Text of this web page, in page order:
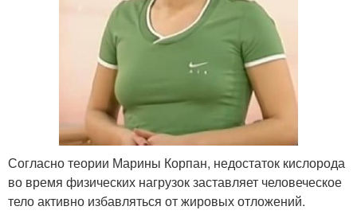
Согласно теории Марины Корпан, недостаток кислорода
во время физических нагрузок заставляет человеческое
тело активно избавляться от жировых отложений.